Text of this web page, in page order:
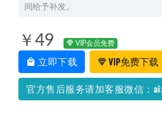
间给予补发。
￥49 VIP会员免费
立即下载 VIP免费下载
官方售后服务请加客服微信：
教你学唱歌网课教学流行唱法精品课
2024张博文高三政治秋季班24年高考
2023-09-07
袁帅高中物理2024袁帅高一物理a+教
2024-01-30